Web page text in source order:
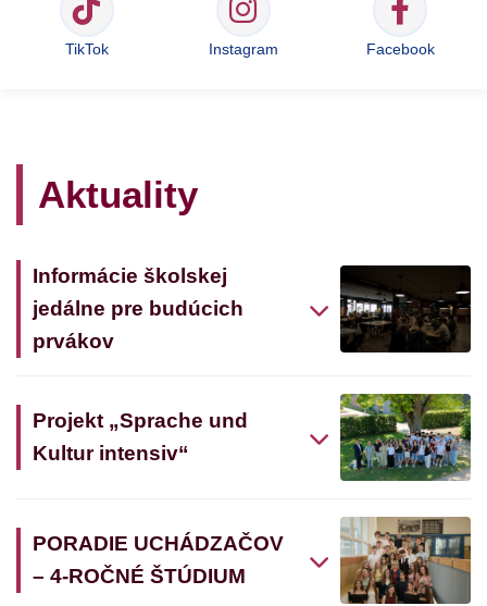
TikTok Instagram Facebook
Aktuality
Informácie školskej
jedálne pre budúcich
prvákov
Projekt „Sprache und
Kultur intensiv“
PORADIE UCHÁDZAČOV
– 4-ROČNÉ ŠTÚDIUM